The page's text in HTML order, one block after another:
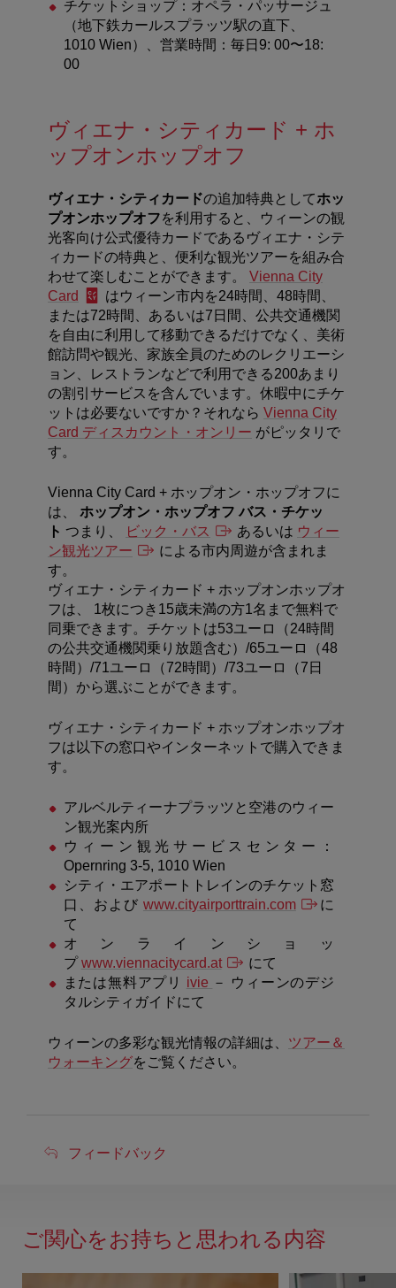
チケットショップ：オペラ・パッサージュ
（地下鉄カールスプラッツ駅の直下、
1010 Wien）、営業時間：毎日 9: 00〜18:
00
ヴィエナ・シティカード + ホ
ップオンホップオフ
ヴィエナ・シティカードの追加特典としてホッ
プオンホップオフを利用すると、ウィーンの観
光客向け公式優待カードであるヴィエナ・シテ
ィカードの特典と、便利な観光ツアーを組み合
わせて楽しむことができます。
Vienna City
Card
はウィーン市内を24時間、 48時間、
または72時間、あるいは7 日間、公共交通機関
を自由に利用して移動できるだけでなく、美術
館訪問や観光、家族全員のためのレクリエーシ
ョン、レストランなどで利用できる200あまり
の割引サービスを含んでいます。休暇中にチケ
ットは必要ないですか？それなら Vienna City
Card ディスカウント・オンリー がピッタリで
す。
Vienna City Card + ホップオン・ホップオフに
は、 ホップオン・ホップオフ バス・チケッ
ト つまり、 ビック・バス あるいは ウィー
ン観光ツアー
による市内周遊が含まれま
す。
ヴィエナ・シティカード + ホップオンホップオ
フは、 1枚につき15歳未満の方1名まで無料で
同乗できます。 チケットは53ユーロ（24時間
の公共交通機関乗り放題含む）/65ユーロ（48
時間）/71ユーロ（72時間）/73ユーロ（7日
間）から選ぶことができます。
ヴィエナ・シティカード + ホップオンホップオ
フは以下の窓口やインターネットで購入できま
す。
アルベルティーナプラッツと空港のウィー
ン観光案内所
ウィーン観光サービスセンター：
Opernring 3-5, 1010 Wien
シティ・エアポートトレインのチケット窓
口、および www.cityairporttrain.com
に
て
オンラインショッ
プwww.viennacitycard.at
にて
または無料アプリ ivie －
ウィーンのデジ
タルシティガイドにて
ウィーンの多彩な観光情報の詳細は、 ツアー＆
ウォーキングをご覧ください。
フ
ド
フィードバック
ご関心をお持ちと思われる内容